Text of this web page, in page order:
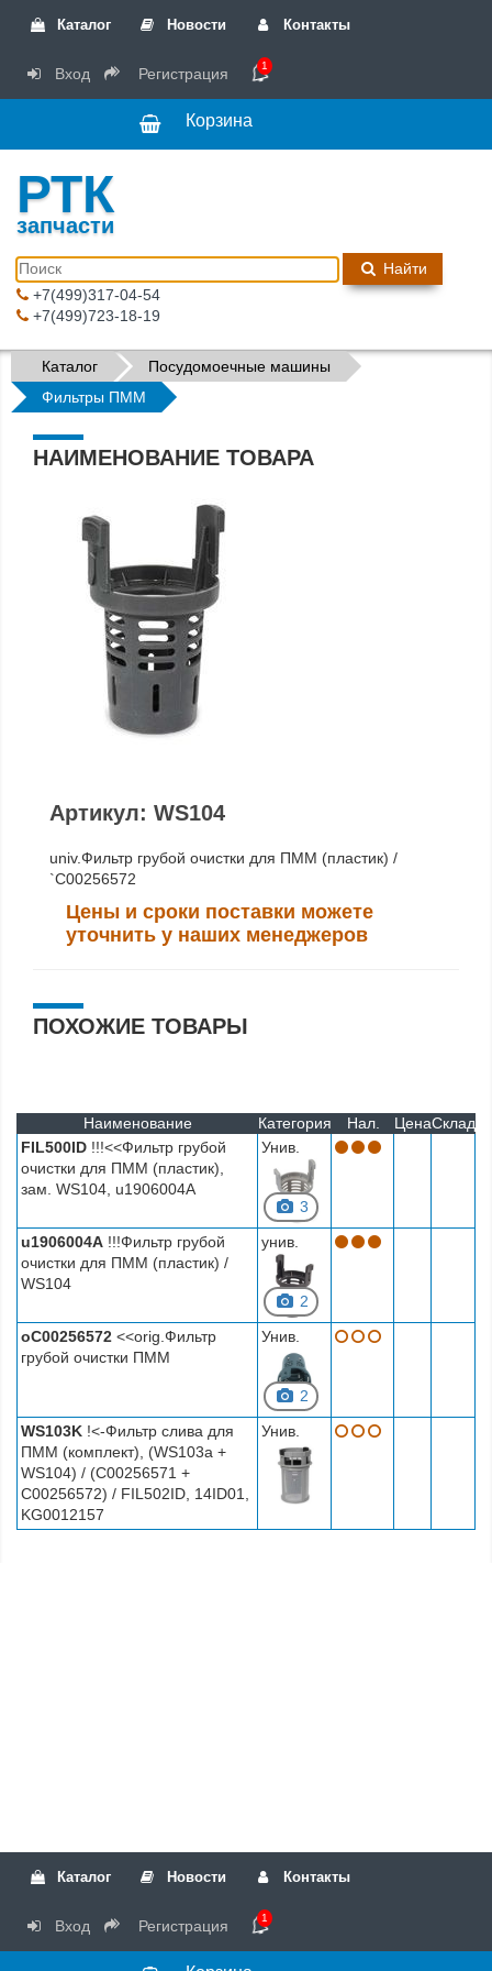
Каталог Новости Контакты
Вход Регистрация 1
Корзина
РТК
запчасти
Найти
+7(499)317-04-54
+7(499)723-18-19
Каталог
Посудомоечные машины
Фильтры ПММ
НАИМЕНОВАНИЕ ТОВАРА
Артикул: WS104
univ.Фильтр грубой очистки для ПММ (пластик) /
`C00256572
Цены и сроки поставки можете
уточнить у наших менеджеров
ПОХОЖИЕ ТОВАРЫ
Наименование Категория Нал. ЦенаСклад
FIL500ID !!!<<Фильтр грубой
очистки для ПММ (пластик),
зам. WS104, u1906004A
Унив.
3
u1906004A !!!Фильтр грубой
очистки для ПММ (пластик) /
WS104
унив.
2
oC00256572 <<orig.Фильтр
грубой очистки ПММ
Унив.
2
WS103K !<-Фильтр слива для
ПММ (комплект), (WS103a +
WS104) / (C00256571 +
C00256572) / FIL502ID, 14ID01,
KG0012157
Унив.
Каталог Новости Контакты
Вход Регистрация 1